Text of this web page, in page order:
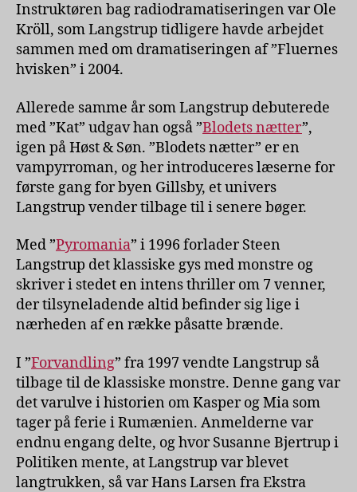
Instruktøren bag radiodramatiseringen var Ole
Kröll, som Langstrup tidligere havde arbejdet
sammen med om dramatiseringen af ”Fluernes
hvisken” i 2004.
Allerede samme år som Langstrup debuterede
med ”Kat” udgav han også ”Blodets nætter”,
igen på Høst & Søn. ”Blodets nætter” er en
vampyrroman, og her introduceres læserne for
første gang for byen Gillsby, et univers
Langstrup vender tilbage til i senere bøger.
Med ”Pyromania” i 1996 forlader Steen
Langstrup det klassiske gys med monstre og
skriver i stedet en intens thriller om 7 venner,
der tilsyneladende altid befinder sig lige i
nærheden af en række påsatte brænde.
I ”Forvandling” fra 1997 vendte Langstrup så
tilbage til de klassiske monstre. Denne gang var
det varulve i historien om Kasper og Mia som
tager på ferie i Rumænien. Anmelderne var
endnu engang delte, og hvor Susanne Bjertrup i
Politiken mente, at Langstrup var blevet
langtrukken, så var Hans Larsen fra Ekstra